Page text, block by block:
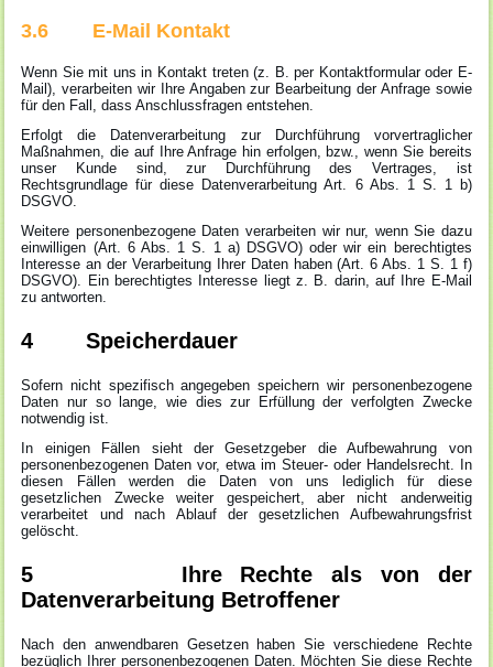
3.6 E-Mail Kontakt
Wenn Sie mit uns in Kontakt treten (z. B. per Kontaktformular oder E-
Mail), verarbeiten wir Ihre Angaben zur Bearbeitung der Anfrage sowie
für den Fall, dass Anschlussfragen entstehen.
Erfolgt die Datenverarbeitung zur Durchführung vorvertraglicher
Maßnahmen, die auf Ihre Anfrage hin erfolgen, bzw., wenn Sie bereits
unser Kunde sind, zur Durchführung des Vertrages, ist
Rechtsgrundlage für diese Datenverarbeitung Art. 6 Abs. 1 S. 1 b)
DSGVO.
Weitere personenbezogene Daten verarbeiten wir nur, wenn Sie dazu
einwilligen (Art. 6 Abs. 1 S. 1 a) DSGVO) oder wir ein berechtigtes
Interesse an der Verarbeitung Ihrer Daten haben (Art. 6 Abs. 1 S. 1 f)
DSGVO). Ein berechtigtes Interesse liegt z. B. darin, auf Ihre E-Mail
zu antworten.
4 Speicherdauer
Sofern nicht spezifisch angegeben speichern wir personenbezogene
Daten nur so lange, wie dies zur Erfüllung der verfolgten Zwecke
notwendig ist.
In einigen Fällen sieht der Gesetzgeber die Aufbewahrung von
personenbezogenen Daten vor, etwa im Steuer- oder Handelsrecht. In
diesen Fällen werden die Daten von uns lediglich für diese
gesetzlichen Zwecke weiter gespeichert, aber nicht anderweitig
verarbeitet und nach Ablauf der gesetzlichen Aufbewahrungsfrist
gelöscht.
5 Ihre Rechte als von der
Datenverarbeitung Betroffener
Nach den anwendbaren Gesetzen haben Sie verschiedene Rechte
bezüglich Ihrer personenbezogenen Daten. Möchten Sie diese Rechte